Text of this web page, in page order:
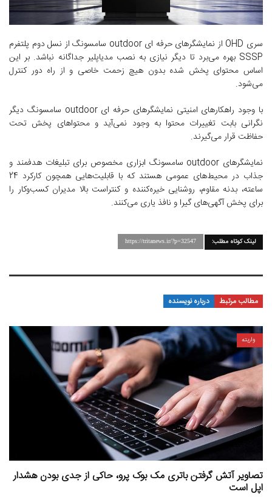
سری OHD از نمایشگرهای حرفه ای outdoor سامسونگ از نسل دوم پلتفرم
SSSP بهره می‌برد تا دیگر نیازی به نصب مدیاپلیر جداگانه نباشد. بر این
اساس محتوای پخش شده بدون هیچ زحمت خاصی و از راه دور کنترل
می‌شود.
با وجود راهکارهای امنیتی نمایشگرهای حرفه ای outdoor سامسونگ دیگر
نگرانی بابت تغییرات محتوا به وجود نمی‌آید و محتواهای پخش تحت
حفاظت قرار می‌گیرند.
نمایشگرهای outdoor سامسونگ ابزاری مخصوص برای تبلیغات هدفمند و
جذاب در محیط‌های عمومی هستند که با قابلیت‌هایی همچون کارکرد 24
ساعته، بدنه مقاوم، روشنایی خیره‌کننده و کنتراست بالا مدیران کسب‌وکار را
برای پخش آگهی‌های گیرا و نافذ یاری می‌کنند.
لینک کوتاه مطلب: https://tritanews.ir/?p=32547
مطالب مرتبط درباره نویسنده
واریته
تصاویر آتش گرفتن باتری مک بوک پرو، حاکی از جدی بودن هشدار
اپل است